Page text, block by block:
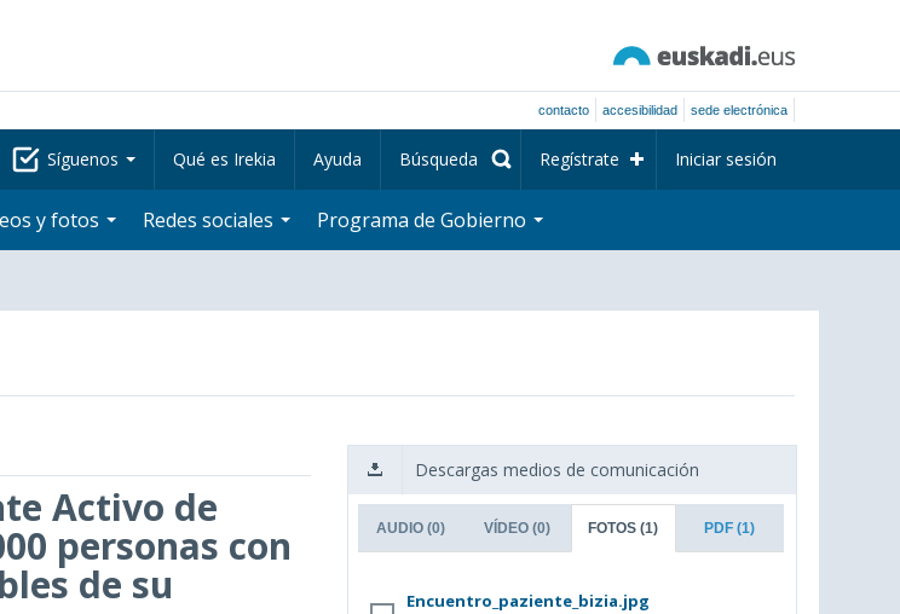
contacto accesibilidad sede electrónica
Síguenos Qué es Irekia Ayuda Búsqueda Regístrate Iniciar sesión
y fotos Redes sociales Programa de Gobierno
Activo de
personas con
de su
Descargas medios de comunicación
AUDIO(0) VÍDEO(0) FOTOS (1) PDF (1)
Encuentro_paziente_bizia.jpg